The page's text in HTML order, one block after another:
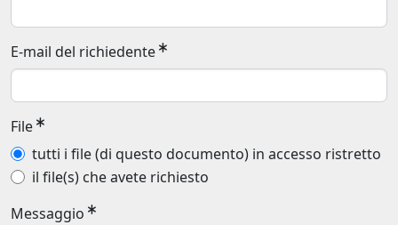
E-mail del richiedente
File
tutti i file (di questo documento) in accesso ristretto
il file(s) che avete richiesto
Messaggio